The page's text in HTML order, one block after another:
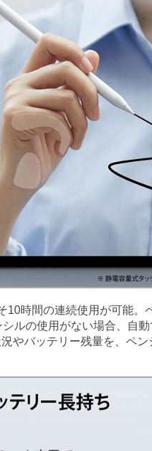
時間の連続使用が可能。
ルの使用がない場合、自
やバッテリー残量を、ペ